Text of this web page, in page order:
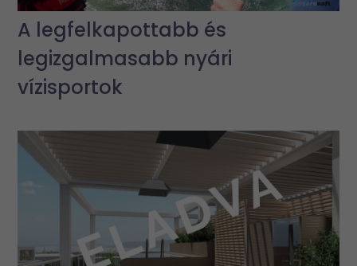
A legfelkapottabb és
legizgalmasabb nyári
vízisportok